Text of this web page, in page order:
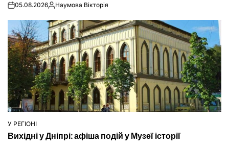
on05.08.2026Опубліковано
Наумова Вікторія
ОПУБЛІКУВАТИ
У
У РЕГІОНІ
Вихідні у Дніпрі: афіша подій у Музеї історії